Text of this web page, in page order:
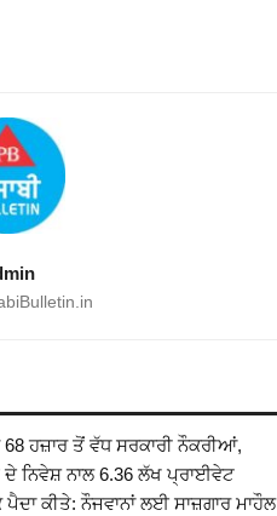
68 ਹਜ਼ਾਰ ਤੋਂ ਵੱਧ ਸਰਕਾਰੀ ਨੌਕਰੀਆਂ,
ਨਿਵੇਸ਼ ਨਾਲ 6.36 ਲੱਖ ਪ੍ਰਾਈਵੇਟ
ਕੀਤੇ: ਨੌਜਵਾਨਾਂ ਲਈ ਸਾਜ਼ਗਾਰ ਮਾਹੌਲ